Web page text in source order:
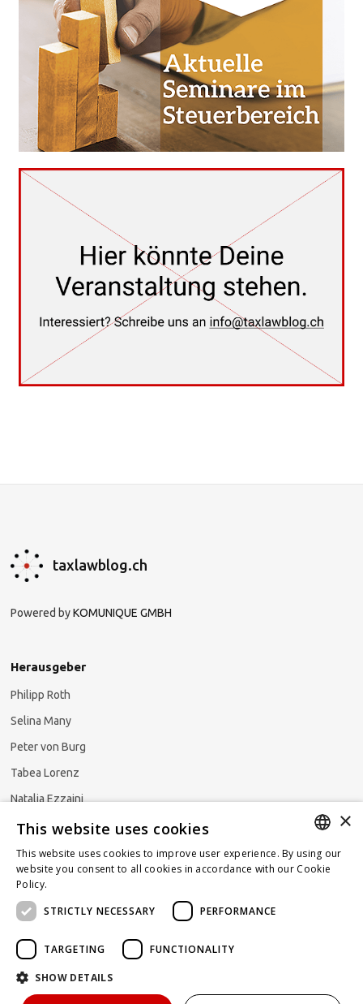
taxlawblog.ch
Powered byKOMUNIQUE GMBH
Herausgeber
Philipp Roth
Selina Many
Peter von Burg
Tabea Lorenz
Natalja Ezzaini
Newsletter abonnieren
Powered byKOMUNIQUE hello@taxlawblog.ch
GERMAN
×
This website uses cookies
This website uses cookies to improve user experience. By using our
website you consent to all cookies in accordance with our Cookie
Policy.
STRICTLY NECESSARY
PERFORMANCE
TARGETING FUNCTIONALITY
SHOW DETAILS